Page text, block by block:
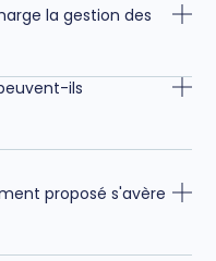
la gestion des
ils
proposé s'avère